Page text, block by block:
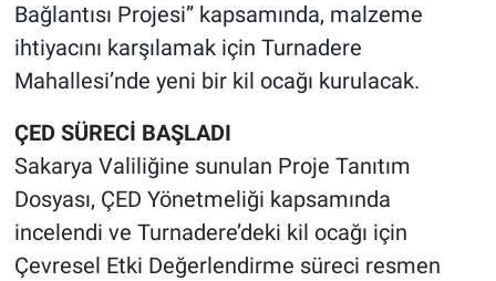
Bağlantısı Projesi” kapsamında, malzeme
ihtiyacını karşılamak için Turnadere
Mahallesi’nde yeni bir kil ocağı kurulacak.
ÇED SÜRECİ BAŞLADI
Sakarya Valiliğine sunulan Proje Tanıtım
Dosyası, ÇED Yönetmeliği kapsamında
incelendi ve Turnadere’deki kil ocağı için
Çevresel Etki Değerlendirme süreci resmen